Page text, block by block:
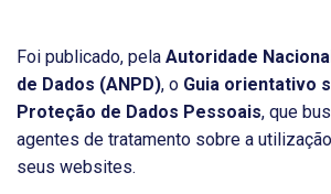
Foi publicado, pela Autoridade
de Dados (ANPD), o Guia orientativo
Proteção de Dados Pessoais, que
agentes de tratamento sobre a
seus websites.